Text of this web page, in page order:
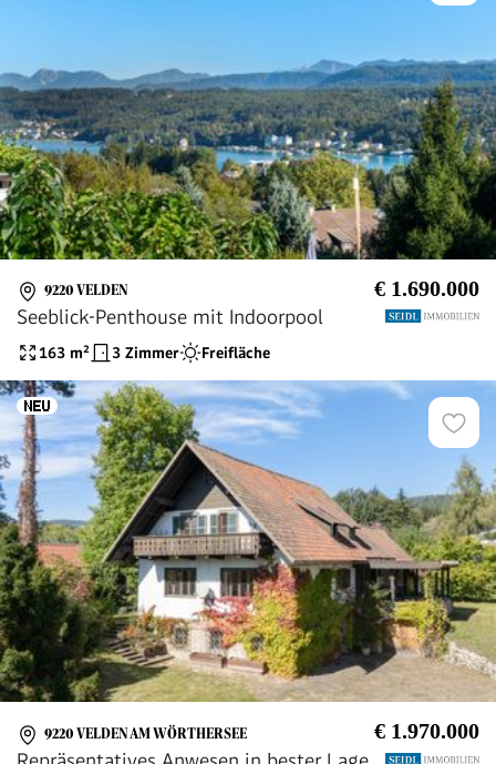
9220 VELDEN € 1.690.000
Seeblick-Penthouse mit Indoorpool
163 m² 3 Zimmer Freifläche
9220 VELDEN AM WÖRTHERSEE € 1.970.000